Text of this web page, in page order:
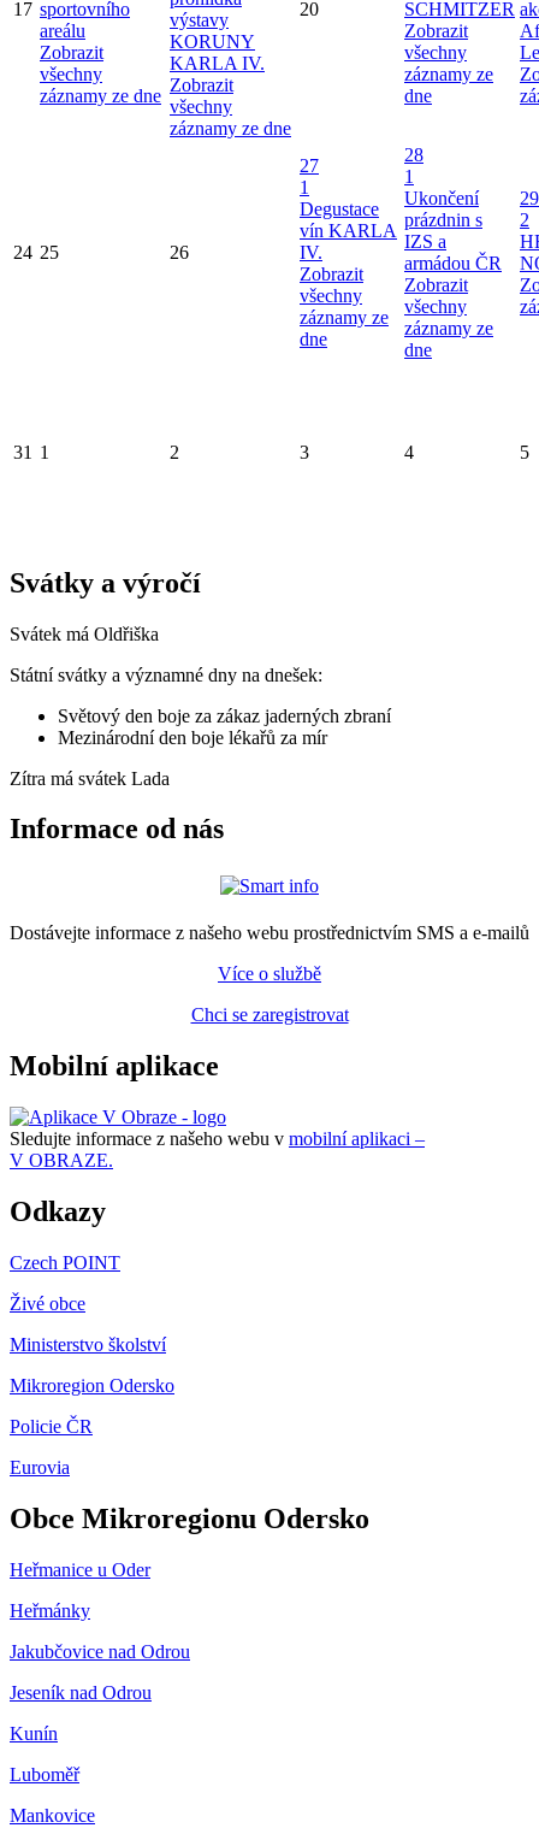
17 sportovního
areálu
Zobrazit
všechny
záznamy ze dne
výstavy
KORUNY
KARLA IV.
Zobrazit
všechny
záznamy ze dne
20
SCHMITZER
Zobrazit
všechny
záznamy ze
dne
24 25 26
27
1
Degustace
vín KARLA
IV.
Zobrazit
všechny
záznamy ze
dne
28
1
Ukončení
prázdnin s
IZS a
armádou ČR
Zobrazit
všechny
záznamy ze
dne
29
2
31 1 2 3 4 5
Svátky a výročí
Svátek má Oldřiška
Státní svátky a významné dny na dnešek:
Světový den boje za zákaz jaderných zbraní
Mezinárodní den boje lékařů za mír
Zítra má svátek Lada
Informace od nás
Dostávejte informace z našeho webu prostřednictvím SMS a e-mailů
Více o službě
Chci se zaregistrovat
Mobilní aplikace
Sledujte informace z našeho webu v mobilní aplikaci –
V OBRAZE.
Odkazy
Czech POINT
Živé obce
Ministerstvo školství
Mikroregion Odersko
Policie ČR
Eurovia
Obce Mikroregionu Odersko
Heřmanice u Oder
Heřmánky
Jakubčovice nad Odrou
Jeseník nad Odrou
Kunín
Luboměř
Mankovice